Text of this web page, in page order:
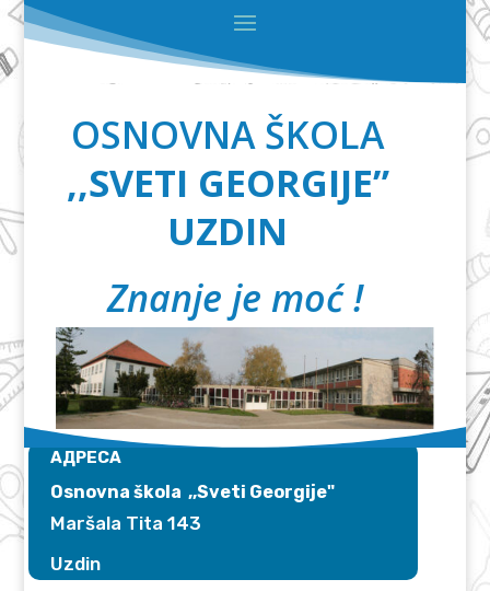
OSNOVNA ŠKOLA
,,SVETI GEORGIJE”
UZDIN
Znanje je moć !
АДРЕСА
Osnovna škola ,,Sveti Georgije"
Maršala Tita 143
Uzdin